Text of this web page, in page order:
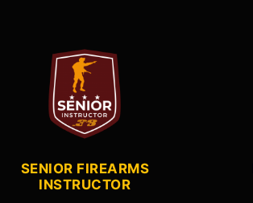
SENIOR FIREARMS
INSTRUCTOR